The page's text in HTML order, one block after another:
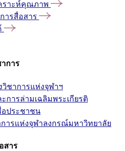
ราะห์คุณภาพ
ารสื่อสาร
การ
ชาการแห่งจุฬาฯ
การล่ามเฉลิมพระเกียรติ
ประชาชน
ารแห่งจุฬาลงกรณ์มหาวิทยาลัย
สาร